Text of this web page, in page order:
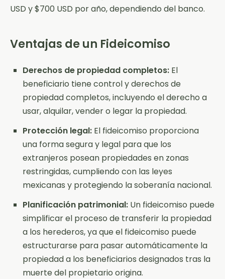
USD y $700 USD por año, dependiendo del banco.
Ventajas de un Fideicomiso
Derechos de propiedad completos: El
beneficiario tiene control y derechos de
propiedad completos, incluyendo el derecho a
usar, alquilar, vender o legar la propiedad.
Protección legal: El fideicomiso proporciona
una forma segura y legal para que los
extranjeros posean propiedades en zonas
restringidas, cumpliendo con las leyes
mexicanas y protegiendo la soberanía nacional.
Planificación patrimonial: Un fideicomiso puede
simplificar el proceso de transferir la propiedad
a los herederos, ya que el fideicomiso puede
estructurarse para pasar automáticamente la
propiedad a los beneficiarios designados tras la
muerte del propietario origina.